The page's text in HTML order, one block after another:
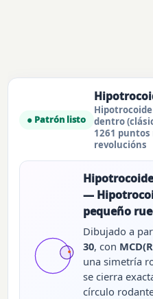
● Patrón listo
dentro
1261 puntos
revolucións
—
pequeño
Dibujado a
30, con
una simetría
se cierra
círculo